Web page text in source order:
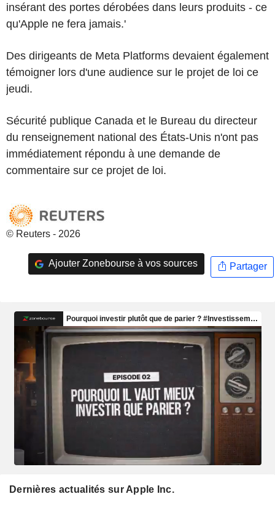
insérant des portes dérobées dans leurs produits - ce
qu'Apple ne fera jamais.'
Des dirigeants de Meta Platforms devaient également
témoigner lors d'une audience sur le projet de loi ce
jeudi.
Sécurité publique Canada et le Bureau du directeur
du renseignement national des États-Unis n'ont pas
immédiatement répondu à une demande de
commentaire sur ce projet de loi.
© Reuters - 2026
Ajouter Zonebourse à vos sources Partager
Dernières actualités sur Apple Inc.